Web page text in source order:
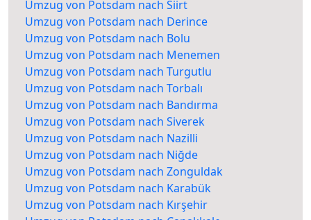
Umzug von Potsdam nach Siirt
Umzug von Potsdam nach Derince
Umzug von Potsdam nach Bolu
Umzug von Potsdam nach Menemen
Umzug von Potsdam nach Turgutlu
Umzug von Potsdam nach Torbalı
Umzug von Potsdam nach Bandırma
Umzug von Potsdam nach Siverek
Umzug von Potsdam nach Nazilli
Umzug von Potsdam nach Niğde
Umzug von Potsdam nach Zonguldak
Umzug von Potsdam nach Karabük
Umzug von Potsdam nach Kırşehir